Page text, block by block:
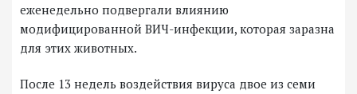
еженедельно подвергали влиянию
модифицированной ВИЧ-инфекции, которая заразна
для этих животных.
После 13 недель воздействия вируса двое из семи